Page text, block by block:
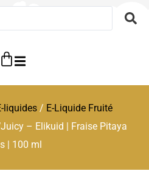
liquides/ E-Liquide Fruité
– Elikuid | Fraise Pitaya
| 100 ml